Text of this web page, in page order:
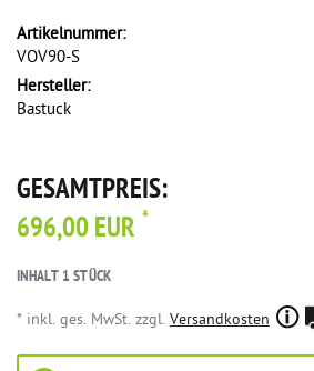
Artikelnummer:
VOV90-S
Hersteller:
Bastuck
GESAMTPREIS:
696,00 EUR *
INHALT 1STÜCK
* inkl. ges. MwSt. zzgl. Versandkosten